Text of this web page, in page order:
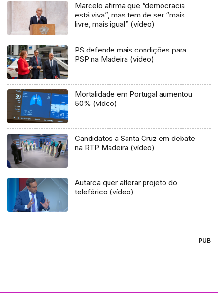
Marcelo afirma que “democracia
está viva”, mas tem de ser “mais
livre, mais igual” (vídeo)
PS defende mais condições para
PSP na Madeira (vídeo)
Mortalidade em Portugal aumentou
50% (vídeo)
Candidatos a Santa Cruz em debate
na RTP Madeira (vídeo)
Autarca quer alterar projeto do
teleférico (vídeo)
PUB